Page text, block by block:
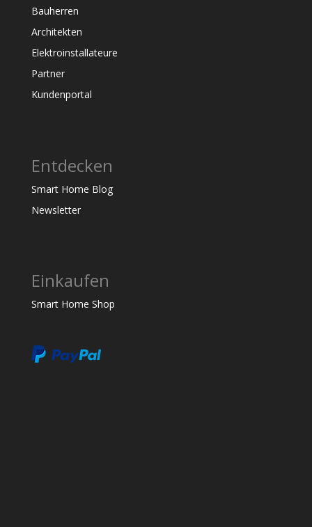
Bauherren
Architekten
Elektroinstallateure
Partner
Kundenportal
Entdecken
Smart Home Blog
Newsletter
Einkaufen
Smart Home Shop